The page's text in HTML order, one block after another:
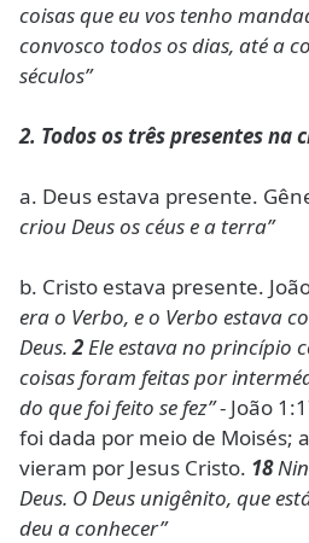
coisas que eu vos tenho
convosco todos os dias, até a
séculos”
2. Todos os três presentes na
a. Deus estava presente.
criou Deus os céus e a terra”
b. Cristo estava presente.
era o Verbo, e o Verbo estava
Deus.2 Ele estava no princípio
coisas foram feitas por
do que foi feito se fez”- João
foi dada por meio de Moisés;
vieram por Jesus Cristo. 18
Deus. O Deus unigênito, que
deu a conhecer”